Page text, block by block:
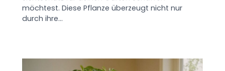
möchtest. Diese Pflanze überzeugt nicht nur
durch ihre…